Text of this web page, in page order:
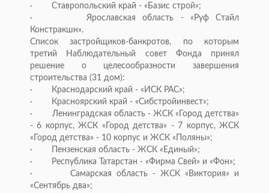
· Ставропольский край - «Базис строй»;
· Ярославская область - «Руф Стайл
Констракшн».
Список застройщиков-банкротов, по которым
третий Наблюдательный совет Фонда принял
решение о целесообразности завершения
строительства (31 дом):
· Краснодарский край - «ИСК РАС»;
· Красноярский край - «Сибстройинвест»;
· Ленинградская область - ЖСК «Город детства»
- 6 корпус, ЖСК «Город детства» - 7 корпус, ЖСК
«Город детства» - 10 корпус и ЖСК «Поляны»;
· Пензенская область - ЖСК «Единый»;
· Республика Татарстан - «Фирма Свей» и «Фон»;
· Самарская область - ЖСК «Виктория» и
«Сентябрь два»;